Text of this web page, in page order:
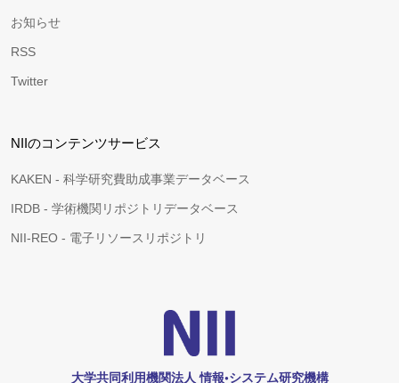
お知らせ
RSS
Twitter
NIIのコンテンツサービス
KAKEN - 科学研究費助成事業データベース
IRDB - 学術機関リポジトリデータベース
NII-REO - 電子リソースリポジトリ
大学共同利用機関法人 情報•システム研究機構